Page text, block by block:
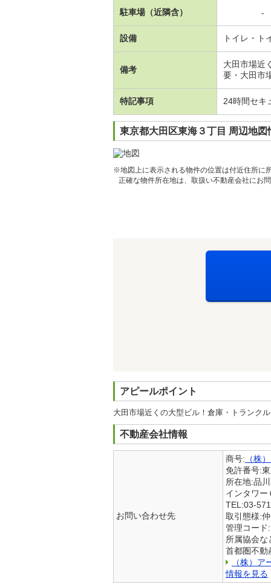
駐車場（近隣含） -
設備 トイレ・ト
備考
大田市場近
要・大田市
特記事項 24時間セキ
東京都大田区東海３丁目 周辺地図
※地図上に表示される物件の位置は付近住所に
正確な物件所在地は、取扱い不動産会社にお
アピールポイント
大田市場近くの大型ビル！倉庫・トランク
不動産会社情報
お問い合わせ先
商号: （株
免許番号:
所在地:品
インタワー
TEL:03-
取引態様:
管理コード:
所属協会
首都圏不動
（株）
情報を見る